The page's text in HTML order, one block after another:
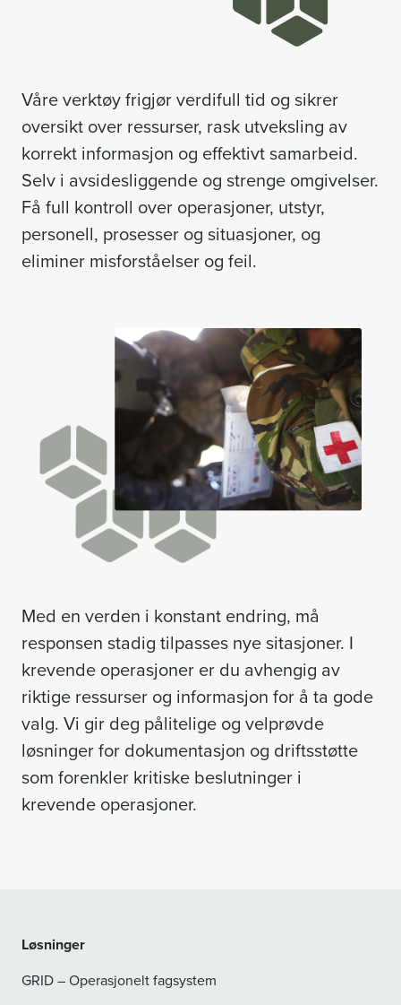
Våre verktøy frigjør verdifull tid og sikrer
oversikt over ressurser, rask utveksling av
korrekt informasjon og effektivt samarbeid.
Selv i avsidesliggende og strenge omgivelser.
Få full kontroll over operasjoner, utstyr,
personell, prosesser og situasjoner, og
eliminer misforståelser og feil.
Med en verden i konstant endring, må
responsen stadig tilpasses nye sitasjoner. I
krevende operasjoner er du avhengig av
riktige ressurser og informasjon for å ta gode
valg. Vi gir deg pålitelige og velprøvde
løsninger for dokumentasjon og driftsstøtte
som forenkler kritiske beslutninger i
krevende operasjoner.
Løsninger
GRID – Operasjonelt fagsystem